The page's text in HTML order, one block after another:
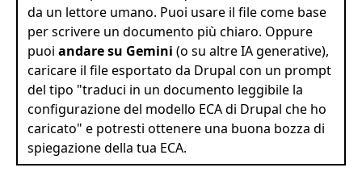
da un lettore umano. Puoi usare il file come base
per scrivere un documento più chiaro. Oppure
puoi andare su Gemini (o su altre IA generative),
caricare il file esportato da Drupal con un prompt
del tipo "traduci in un documento leggibile la
configurazione del modello ECA di Drupal che ho
caricato" e potresti ottenere una buona bozza di
spiegazione della tua ECA.